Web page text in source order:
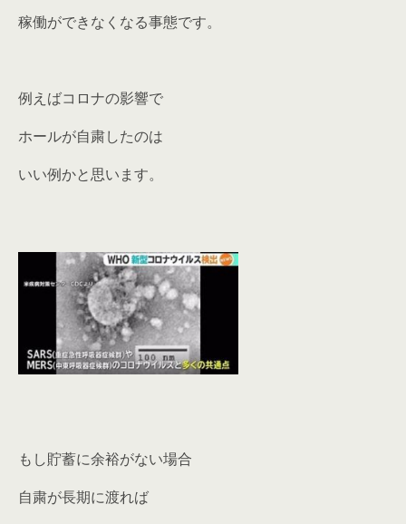
稼働ができなくなる事態です。
例えばコロナの影響で
ホールが自粛したのは
いい例かと思います。
もし貯蓄に余裕がない場合
自粛が長期に渡れば